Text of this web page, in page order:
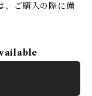
、ご購入の際に備